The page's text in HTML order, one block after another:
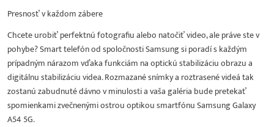
Presnosť v každom zábere
Chcete urobiť perfektnú fotografiu alebo natočiť video, ale práve ste v
pohybe? Smart telefón od spoločnosti Samsung si poradí s každým
prípadným nárazom vďaka funkciám na optickú stabilizáciu obrazu a
digitálnu stabilizáciu videa. Rozmazané snímky a roztrasené videá tak
zostanú zabudnuté dávno v minulosti a vaša galéria bude pretekať
spomienkami zvečnenými ostrou optikou smartfónu Samsung Galaxy
A54 5G.